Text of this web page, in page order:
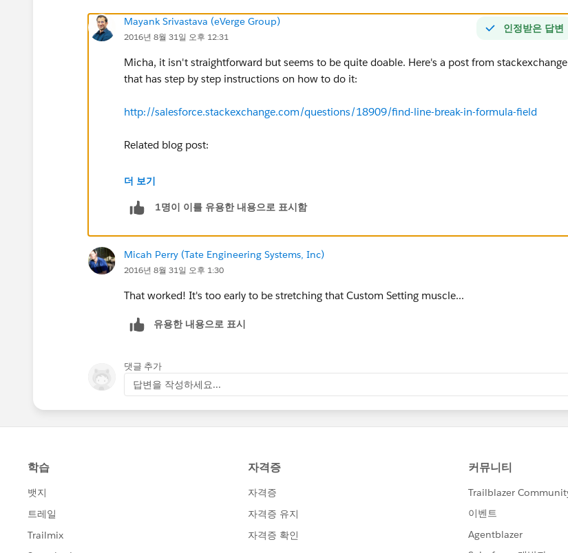
인정받은 답변
Mayank Srivastava (eVerge Group)
2016년 8월 31일 오후 12:31
Micha, it isn't straightforward but seems to be quite doable. Here's a post from stackexchange
that has step by step instructions on how to do it:
http://salesforce.stackexchange.com/questions/18909/find-line-break-in-formula-field
Related blog post:
https://tdd.instawiki.com/display/SF/aiEasyLabel
더 보기
1명이 이를 유용한 내용으로 표시함
Micah Perry (Tate Engineering Systems, Inc)
2016년 8월 31일 오후 1:30
That worked! It's too early to be stretching that Custom Setting muscle...
유용한 내용으로 표시
댓글 추가
답변을 작성하세요...